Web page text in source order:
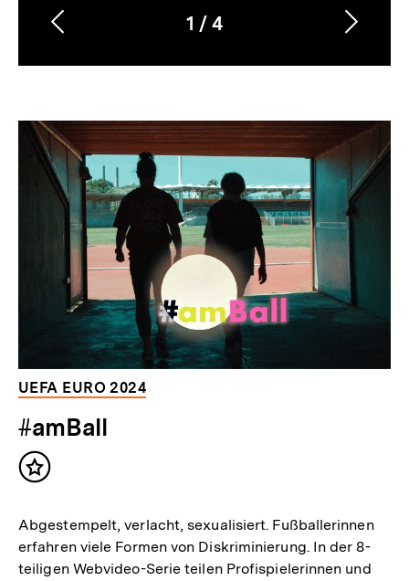
Karussellinhalt
1
von
/4
Vorherigen
Inhalt
Inhalt
Dossier
zur
Thematik
UEFA EURO 2024
#amBall
Inhalt
Abgestempelt, verlacht, sexualisiert. Fußballerinnen
erfahren viele Formen von Diskriminierung. In der 8-
teiligen Webvideo-Serie teilen Profispielerinnen und